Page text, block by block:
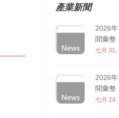
產業新聞
2026
聞彙整
七月 31,
2026
聞彙整
七月 24,